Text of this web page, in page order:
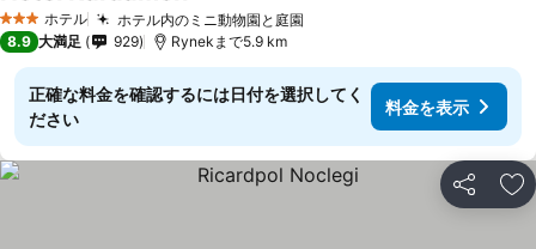
3 ホテルのランク
ホテル ホテル内のミニ動物園と庭園
8.9 大満足 929 Rynekまで5.9 km
正確な料金を確認するには日付を選択してく
ださい
料金を表示
シェア お